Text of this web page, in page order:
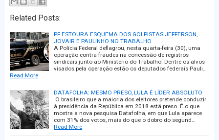
Related Posts:
PF ESTOURA ESQUEMA DOS GOLPISTAS JEFFERSON,
JOVAIR E PAULINHO NO TRABALHO
A Polícia Federal deflagrou, nesta quarta-feira (30), uma
operação contra fraudes na concessão de registros
sindicais junto ao Ministério do Trabalho. Dentre os alvos
visados pela operação estão os deputados federais Pauli…
Read More
DATAFOLHA: MESMO PRESO, LULA É LÍDER ABSOLUTO
O brasileiro que a maioria dos eleitores pretende conduzir
à presidência da República em 2018 está preso. É o que
mostra a nova pesquisa Datafolha, em que Lula aparece
com 31% dos votos, mais do que o dobro do segund…
Read More